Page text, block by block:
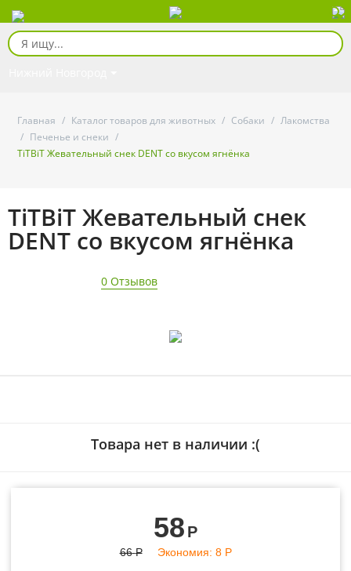
Главная / Каталог товаров для животных / Собаки / Лакомства
/ Печенье и снеки /
TiTBiT Жевательный снек DENT со вкусом ягнёнка
TiTBiT Жевательный снек
DENT со вкусом ягнёнка
0 Отзывов
Товара нет в наличии :(
58 Р
66 Р Экономия: 8 Р